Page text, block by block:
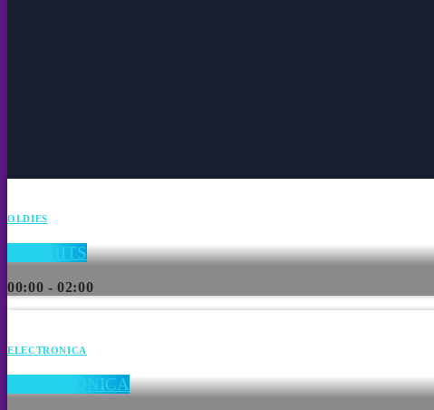
OLDIES
OLD HITS
00:00 - 02:00
ELECTRONICA
ELECTRÓNICA